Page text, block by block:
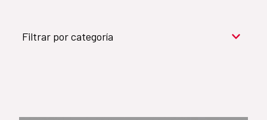
Filtrar por categoría